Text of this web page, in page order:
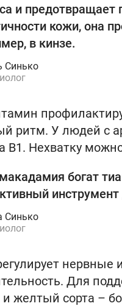
и предотвращает
кожи, она
в кинзе.
Синько
ритм. У людей с
В1. Нехватку
богат
инструмент
Синько
нервные
Для
желтый сорта –